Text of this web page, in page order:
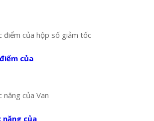
của
năng của